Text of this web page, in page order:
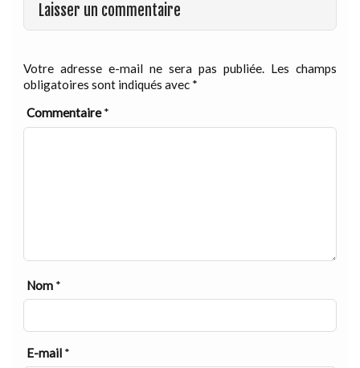
Laisser un commentaire
Votre adresse e-mail ne sera pas publiée. Les champs
obligatoires sont indiqués avec *
Commentaire*
Nom *
E-mail *